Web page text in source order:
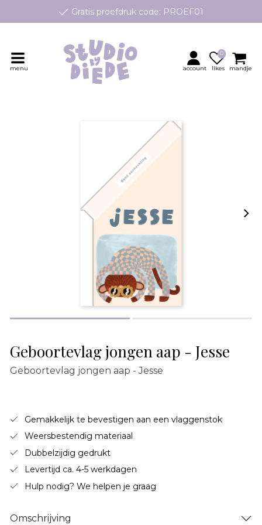
Gratis proefdruk code: PROEF01
geboortekaartjes op maat, speciaal ontworpen voor jouw
Persoonlijk contact en advies
menu account likes
0
mandje
Geboortevlag jongen aap - Jesse
Geboortevlag jongen aap - Jesse
Gemakkelijk te bevestigen aan een vlaggenstok
Weersbestendig materiaal
Dubbelzijdig gedrukt
Levertijd ca. 4-5 werkdagen
Hulp nodig? We helpen je graag
Omschrijving